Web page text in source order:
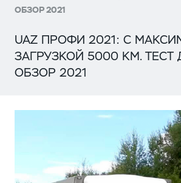
ОБЗОР 2021
UAZ ПРОФИ 2021: С
ЗАГРУЗКОЙ 5000 КМ. ТЕСТ
ОБЗОР 2021